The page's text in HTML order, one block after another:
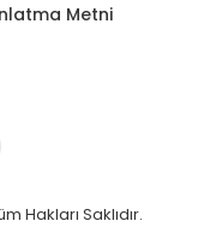
Metni
Hakları Saklıdır.